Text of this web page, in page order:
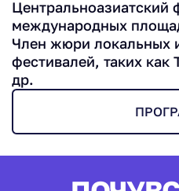
Центральноазиатский
международных
Член жюри локальных
фестивалей, таких как
др.